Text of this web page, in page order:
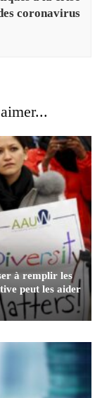
coronavirus
à remplir les
peut les aider